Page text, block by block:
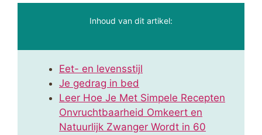
Inhoud van dit artikel:
Eet- en levensstijl
Je gedrag in bed
Leer Hoe Je Met Simpele Recepten
Onvruchtbaarheid Omkeert en
Natuurlijk Zwanger Wordt in 60